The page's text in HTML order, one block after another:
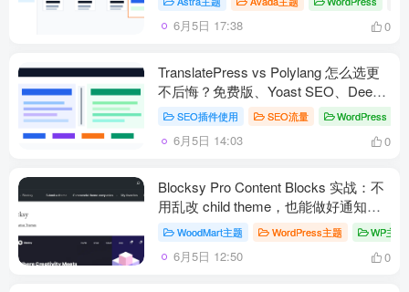
6月5日 17:38 0
TranslatePress vs Polylang 怎么选更
不后悔？免费版、Yoast SEO、DeepL
一次讲清
SEO插件使用 SEO流量 WordPress
6月5日 14:03 0
Blocksy Pro Content Blocks 实战：不
用乱改 child theme，也能做好通知条
和商品页模块
WoodMart主题 WordPress主题 WP主
6月5日 12:50 0